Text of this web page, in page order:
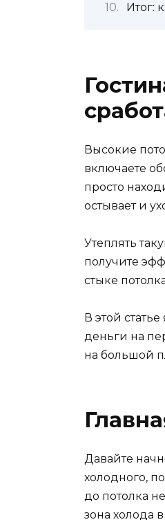
Итог:
Высокие
включаете
просто
остывает и
Утеплять
получите
стыке
В этой
деньги на
на большой
Давайте
холодного,
до потолка
зона холода